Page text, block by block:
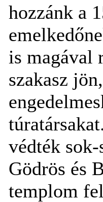
hozzánk a
is magával
szakasz
védték
Gödrös és
templom